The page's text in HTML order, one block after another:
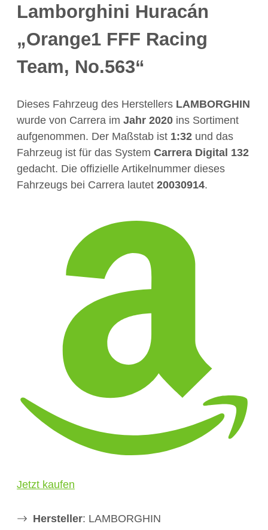
Lamborghini Huracán
„Orange1 FFF Racing
Team, No.563“
Dieses Fahrzeug des Herstellers LAMBORGHIN
wurde von Carrera im Jahr 2020 ins Sortiment
aufgenommen. Der Maßstab ist 1:32 und das
Fahrzeug ist für das System Carrera Digital 132
gedacht. Die offizielle Artikelnummer dieses
Fahrzeugs bei Carrera lautet 20030914.
Jetzt kaufen
Hersteller: LAMBORGHIN